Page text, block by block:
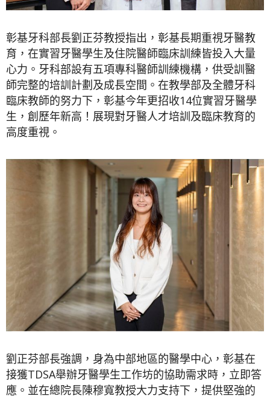
彰基牙科部長劉正芬教授指出，彰基長期重視牙醫教
育，在實習牙醫學生及住院醫師臨床訓練皆投入大量
心力。牙科部設有五項專科醫師訓練機構，供受訓醫
師完整的培訓計劃及成長空間。在教學部及全體牙科
臨床教師的努力下，彰基今年更招收14位實習牙醫學
生，創歷年新高！展現對牙醫人才培訓及臨床教育的
高度重視。
劉正芬部長強調，身為中部地區的醫學中心，彰基在
接獲TDSA舉辦牙醫學生工作坊的協助需求時，立即答
應。並在總院長陳穆寬教授大力支持下，提供堅強的